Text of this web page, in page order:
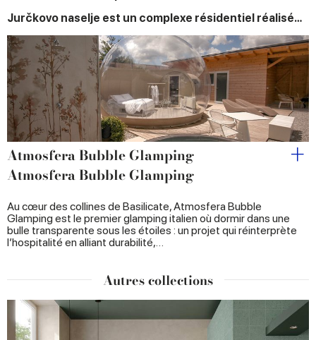
provided to them or that they’ve collected from your use
of their services.
Jurčkovo naselje est un complexe résidentiel réalisé…
Atmosfera Bubble Glamping
Atmosfera Bubble Glamping
Au cœur des collines de Basilicate, Atmosfera Bubble
Glamping est le premier glamping italien où dormir dans une
bulle transparente sous les étoiles : un projet qui réinterprète
l’hospitalité en alliant durabilité,…
Autres collections